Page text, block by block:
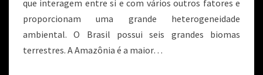
que interagem entre si e com vários outros fatores e
proporcionam uma grande heterogeneidade
ambiental. O Brasil possui seis grandes biomas
terrestres. A Amazônia é a maior…